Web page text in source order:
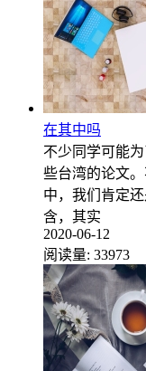
在其中吗
不少同学可能
些台湾的论文
中，我们肯定
含，其实
2020-06-12
阅读量: 33973